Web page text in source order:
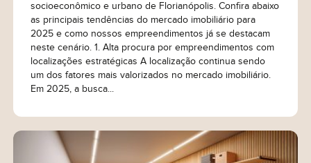
socioeconômico e urbano de Florianópolis. Confira abaixo
as principais tendências do mercado imobiliário para
2025 e como nossos empreendimentos já se destacam
neste cenário. 1. Alta procura por empreendimentos com
localizações estratégicas A localização continua sendo
um dos fatores mais valorizados no mercado imobiliário.
Em 2025, a busca...